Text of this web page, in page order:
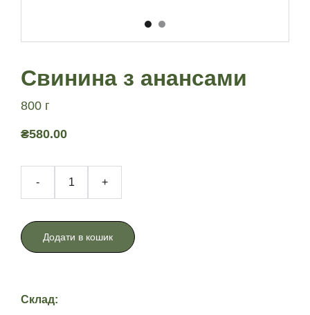
Свинина з анансами
800 г
₴580.00
- +
Додати в кошик
Склад: